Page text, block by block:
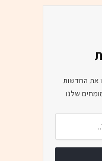
את החדשות
שלנו